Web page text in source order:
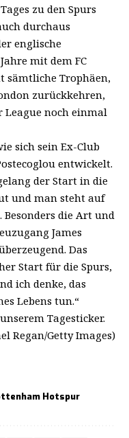
zu den Spurs
durchaus
englische
mit dem FC
sämtliche Trophäen,
zurückkehren,
League noch einmal
sich sein Ex-Club
entwickelt.
der Start in die
und man steht auf
die Art und
James
Das
Start für die Spurs,
ich denke, das
Lebens tun.“
Tagesticker.
Regan/Getty Images)
Hotspur